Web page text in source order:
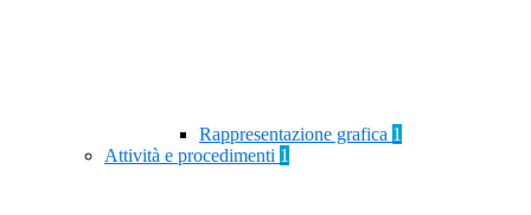
Rappresentazione grafica 1
Attività e procedimenti 1